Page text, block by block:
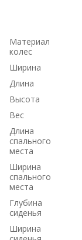
Материал
колес
Ширина
Длина
Высота
Вес
Длина
спального
места
Ширина
спального
места
Глубина
сиденья
Ширина